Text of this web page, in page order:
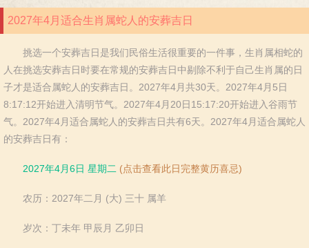
订婚
破土 搬新家
谢土
修坟
装修 搬家
属相: 鼠 牛
虎
兔
龙 蛇
马
羊
猴 鸡
狗
猪
2027年4月适合生肖属蛇人的安葬吉日
挑选一个安葬吉日是我们民俗生活很重要的一件事，生肖属相蛇的
人在挑选安葬吉日时要在常规的安葬吉日中剔除不利于自己生肖属的日
子才是适合属蛇人的安葬吉日。2027年4月共30天。2027年4月5日
8:17:12开始进入清明节气。2027年4月20日15:17:20开始进入谷雨节
气。2027年4月适合属蛇人的安葬吉日共有6天。2027年4月适合属蛇人
的安葬吉日有：
2027年4月6日 星期二 (点击查看此日完整黄历喜忌)
农历：2027年二月 (大) 三十 属羊
岁次：丁未年 甲辰月 乙卯日